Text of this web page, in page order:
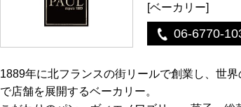
[ベーカリー]
06-6770-
1889年に北フランスの街リールで創業し、世
で店舗を展開するベーカリー。